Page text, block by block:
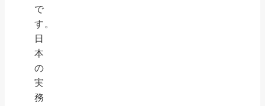
で
す。
日
本
の
実
務